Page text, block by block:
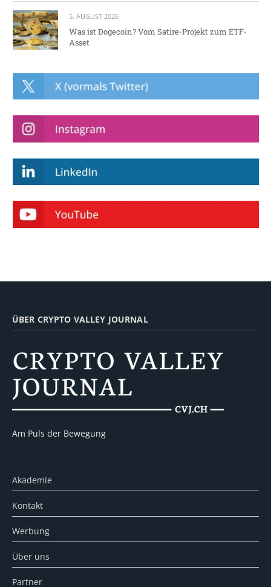
5. AUGUST 2026
Was ist Dogecoin? Vom Satire-Projekt zum ETF-
Asset
ÜBER CRYPTO VALLEY JOURNAL
Am Puls der Bewegung
Akademie
Kontakt
Werbung
Über uns
Partner